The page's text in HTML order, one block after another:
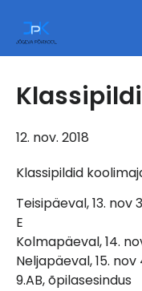
12. nov. 2018
Klassipildid
Teisipäeval, 13. nov
E
Kolmapäeval, 14.
Neljapäeval, 15. nov
9.AB, õpilasesindus